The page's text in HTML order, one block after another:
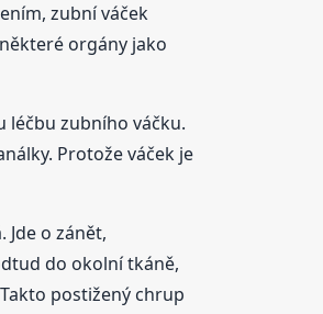
zubní váček
orgány jako
léčbu zubního váčku.
Protože váček je
o zánět,
do okolní tkáně,
postižený chrup